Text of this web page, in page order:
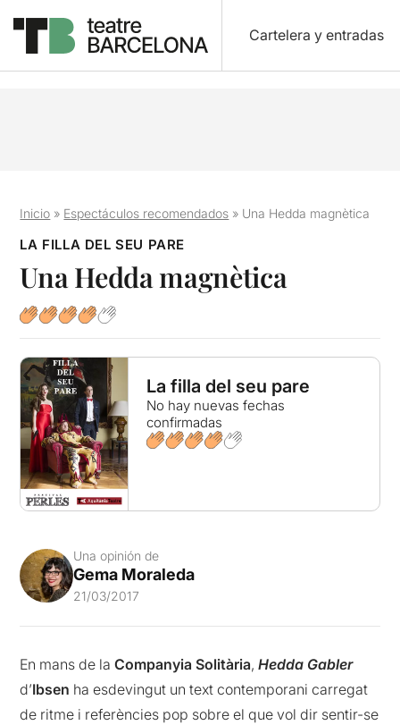
Cartelera y entradas
Inicio » Espectáculos recomendados » Una Hedda magnètica
LA FILLA DEL SEU PARE
Una Hedda magnètica
La filla del seu pare
No hay nuevas fechas
confirmadas
Una opinión de
Gema Moraleda
21/03/2017
En mans de laCompanyia Solitària,Hedda Gabler
d’Ibsen ha esdevingut un text contemporani carregat
de ritme i referències pop sobre el que vol dir sentir-se